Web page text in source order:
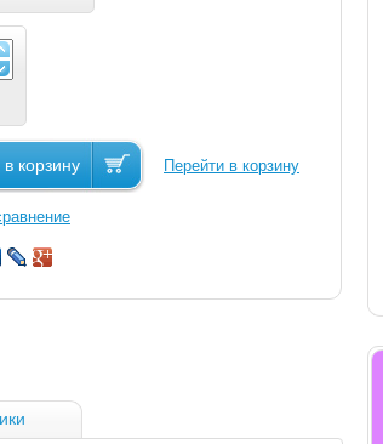
корзину Перейти в корзину